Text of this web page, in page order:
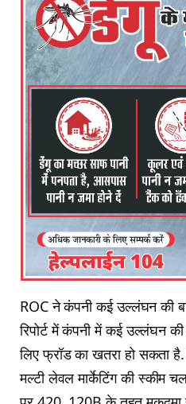
ROC ने कंपनी कई उल्लंघन की
रिपोर्ट में कंपनी में कई उल्लंघन
लिए फ्रॉड का खतरा हो सकता
मल्टी लेवल मार्केटिंग की स्कीम